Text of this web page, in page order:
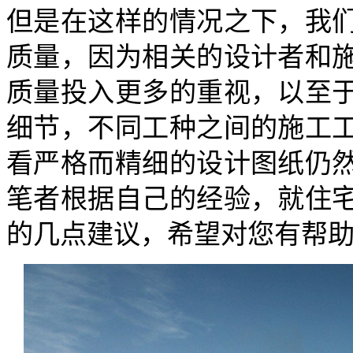
但是在这样的情况之下，我
质量，因为相关的设计者和
质量投入更多的重视，以至
细节，不同工种之间的施工
看严格而精细的设计图纸仍
笔者根据自己的经验，就住
的几点建议，希望对您有帮